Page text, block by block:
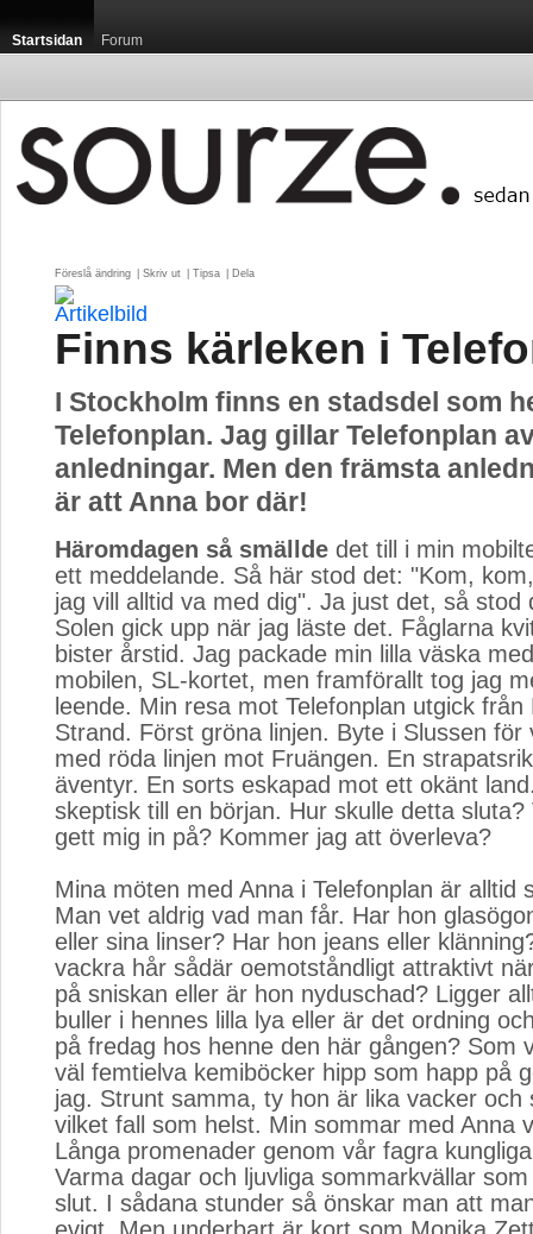
Startsidan Forum
Föreslå ändring Skriv ut Tipsa Dela
Finns kärleken i
I Stockholm finns en stadsdel som
Telefonplan. Jag gillar Telefonplan
anledningar. Men den främsta
är att Anna bor där!
Häromdagen så smällde det till i min
ett meddelande. Så här stod det: "Kom,
jag vill alltid va med dig". Ja just det, så stod
Solen gick upp när jag läste det. Fåglarna
bister årstid. Jag packade min lilla väska
mobilen, SL-kortet, men framförallt tog jag
leende. Min resa mot Telefonplan utgick från
Strand. Först gröna linjen. Byte i Slussen för
med röda linjen mot Fruängen. En
äventyr. En sorts eskapad mot ett okänt
skeptisk till en början. Hur skulle detta sluta?
gett mig in på? Kommer jag att överleva?
Mina möten med Anna i Telefonplan är alltid
Man vet aldrig vad man får. Har hon
eller sina linser? Har hon jeans eller
vackra hår sådär oemotståndligt attraktivt
på sniskan eller är hon nyduschad? Ligger
buller i hennes lilla lya eller är det ordning
på fredag hos henne den här gången? Som
väl femtielva kemiböcker hipp som happ på
jag. Strunt samma, ty hon är lika vacker och
vilket fall som helst. Min sommar med Anna
Långa promenader genom vår fagra
Varma dagar och ljuvliga sommarkvällar
slut. I sådana stunder så önskar man att